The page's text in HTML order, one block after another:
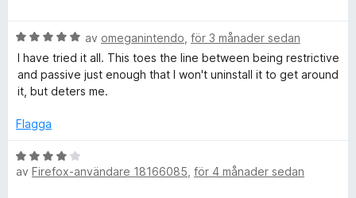
s
,
c
4
a
5
y
g
s
a
t
a
v
B
e
t
y
s
t
t
av omeganintendo för 3 månader sedan
I have tried it all. This toes the line between being restrictive
and passive just enough that I won't uninstall it to get around
it, but deters me.
Flagga
B
e
av Firefox-användare 18166085 för 4 månader sedan